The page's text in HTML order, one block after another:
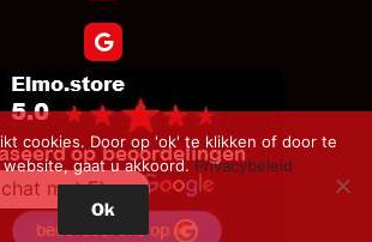
tot herroeping bestelling
met Elmo
cookies. Door op 'ok' te klikken of door te
website, gaat u akkoord.Privacybeleid
Ok